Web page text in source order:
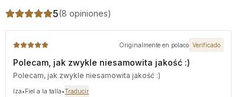
L/XL 64 cm
73 cm x 2
La modelo mide 169 cm y lleva la talla S/M.
5(8 opiniones)
Originalmente en polaco Verificado
Polecam, jak zwykle niesamowita jakość :)
Polecam, jak zwykle niesamowita jakość :)
Iza•Fiel a la talla•Traducir